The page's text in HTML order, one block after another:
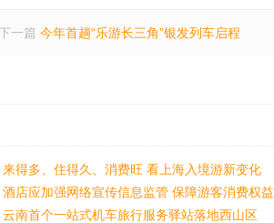
一篇 今年首趟“乐游长三角”银发列车启程
来得多、住得久、消费旺 看上海入境游新变化
酒店应加强网络宣传信息监管 保障游客消费权益
云南首个一站式机车旅行服务驿站落地西山区